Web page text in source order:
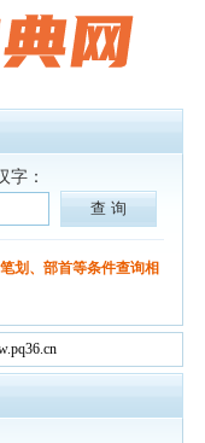
字：
划、部首等条件查询相